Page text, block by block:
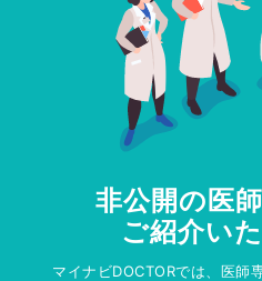
非公開の医
ご紹介い
マイナビDOCTORでは、医師